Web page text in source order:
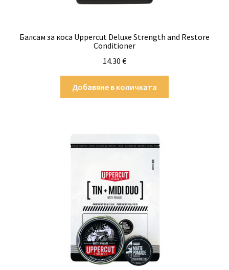
Балсам за коса Uppercut Deluxe Strength and Restore
Conditioner
14.30 €
Добавяне в количката